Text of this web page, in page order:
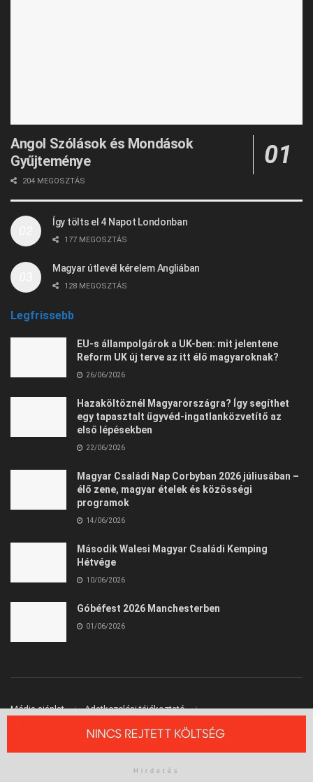
Angol Szólások és Mondások
Gyűjteménye
204 MEGOSZTÁS
Így tölts el 4 Napot Londonban
177 MEGOSZTÁS
Magyar útlevél kérelem Angliában
128 MEGOSZTÁS
Legfrissebb
EU-s állampolgárok a UK-ben: mit jelentene
Reform UK új terve az itt élő magyaroknak?
26/06/2026
Hazaköltöznél Magyarországra? Így segíthet
egy tapasztalt ügyvéd-ingatlanközvetítő az
első lépésekben
22/06/2026
Magyar Családi Nap Corbyban 2026 júliusában –
élő zene, magyar ételek és közösségi
programok
14/06/2026
Második Walesi Magyar Családi Kemping
Hétvége
10/06/2026
Góbéfest 2026 Manchesterben
01/06/2026
Média ajánlat
Adatkezelési tájékoztató
© 2026 Angliai Kisokos™ - Angliai Magyarok Oldala
Hirdetés